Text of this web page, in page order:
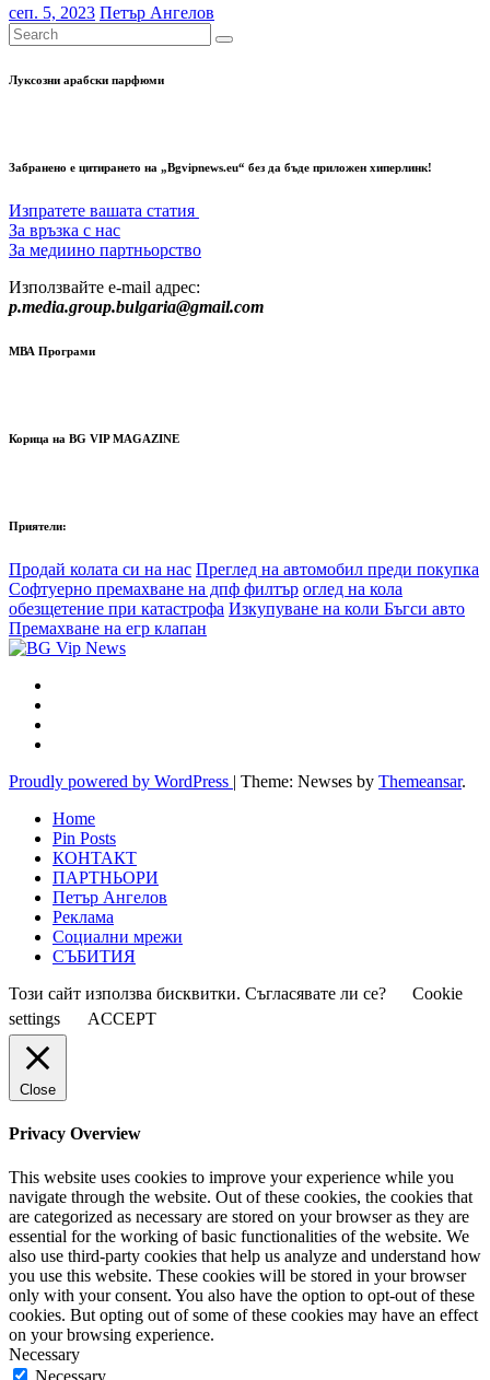
сеп. 5, 2023 Петър Ангелов
Луксозни арабски парфюми
Забранено е цитирането на „Bgvipnews.eu“ без да бъде приложен хиперлинк!
Изпратете вашата статия
За връзка с нас
За медиино партньорство
Използвайте e-mail адрес:
p.media.group.bulgaria@gmail.com
МВА Програми
Корица на BG VIP MAGAZINE
Приятели:
Продай колата си на нас Преглед на автомобил преди покупка
Софтуерно премахване на дпф филтър оглед на кола
обезщетение при катастрофа Изкупуване на коли Бъгси авто
Премахване на егр клапан
Proudly powered by WordPress | Theme: Newses by Themeansar.
Home
Pin Posts
КОНТАКТ
ПАРТНЬОРИ
Петър Ангелов
Реклама
Социални мрежи
СЪБИТИЯ
Този сайт използва бисквитки. Съгласявате ли се?
Cookie
settings
ACCEPT
Close
Privacy Overview
This website uses cookies to improve your experience while you
navigate through the website. Out of these cookies, the cookies that
are categorized as necessary are stored on your browser as they are
essential for the working of basic functionalities of the website. We
also use third-party cookies that help us analyze and understand how
you use this website. These cookies will be stored in your browser
only with your consent. You also have the option to opt-out of these
cookies. But opting out of some of these cookies may have an effect
on your browsing experience.
Necessary
Necessary